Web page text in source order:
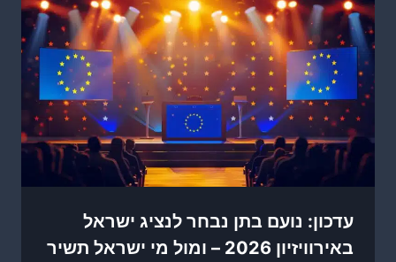
עדכון: נועם בתן נבחר לנציג ישראל
באירוויזיון 2026 – ומול מי ישראל תשיר